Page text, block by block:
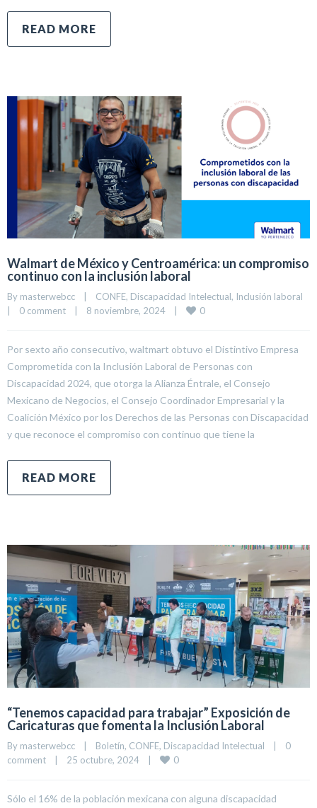
READ MORE
Walmart de México y Centroamérica: un compromiso
continuo con la inclusión laboral
By masterwebcc CONFE, Discapacidad Intelectual, Inclusión laboral
0 comment 8 noviembre, 2024 0
Por sexto año consecutivo, waltmart obtuvo el Distintivo Empresa
Comprometida con la Inclusión Laboral de Personas con
Discapacidad 2024, que otorga la Alianza Éntrale, el Consejo
Mexicano de Negocios, el Consejo Coordinador Empresarial y la
Coalición México por los Derechos de las Personas con Discapacidad
y que reconoce el compromiso con continuo que tiene la
READ MORE
“Tenemos capacidad para trabajar” Exposición de
Caricaturas que fomenta la Inclusión Laboral
By masterwebcc | Boletín, CONFE, Discapacidad Intelectual |
0
comment
| 25 octubre, 2024 | 0
Sólo el 16% de la población mexicana con alguna discapacidad